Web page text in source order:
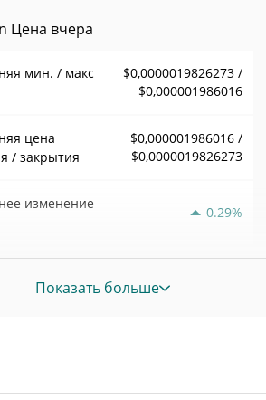
Цена вчера
мин. / макс
$0,0000019826273 /
$0,000001986016
цена
/ закрытия
$0,000001986016 /
$0,0000019826273
изменение
0.29%
Показать больше